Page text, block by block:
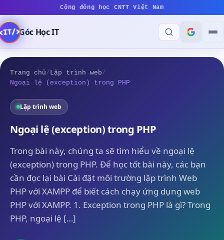
Cộng đồng học CNTT Việt Nam
Góc Học IT
Trang chủ/ Lập trình web/
Ngoại lệ (exception) trong PHP
Lập trình web
Ngoại lệ (exception) trong PHP
Trong bài này, chúng ta sẽ tìm hiểu về ngoại lệ
(exception) trong PHP. Để học tốt bài này, các bạn
cần đọc lại bài Cài đặt môi trường lập trình Web
PHP với XAMPP để biết cách chạy ứng dụng web
PHP với XAMPP. 1. Exception trong PHP là gì? Trong
PHP, ngoại lệ […]